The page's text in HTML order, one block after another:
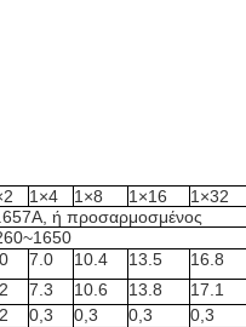
1×4 1×8 1×16 1×32
ή προσαρμοσμένος
7.0 10.4 13.5 16.8
7.3 10.6 13.8 17.1
0,3 0,3 0,3 0,3